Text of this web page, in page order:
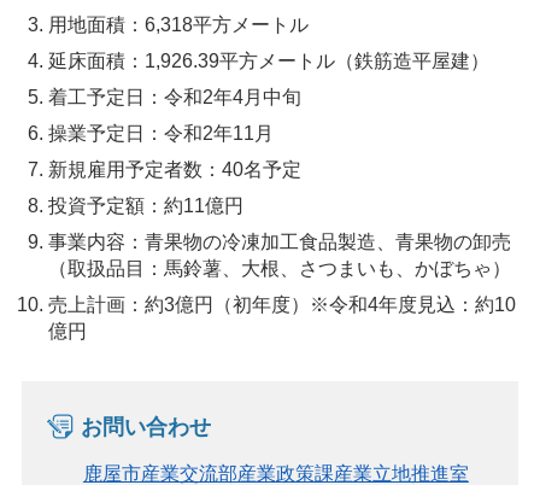
用地面積：6,318平方メートル
延床面積：1,926.39平方メートル（鉄筋造平屋建）
着工予定日：令和2年4月中旬
操業予定日：令和2年11月
新規雇用予定者数：40名予定
投資予定額：約11億円
事業内容：青果物の冷凍加工食品製造、青果物の卸売
（取扱品目：馬鈴薯、大根、さつまいも、かぼちゃ）
売上計画：約3億円（初年度）※令和4年度見込：約10
億円
お問い合わせ
鹿屋市産業交流部産業政策課産業立地推進室